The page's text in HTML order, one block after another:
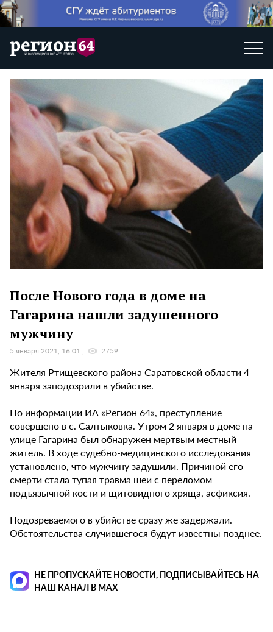
После Нового года в доме на
Гагарина нашли задушенного
мужчину
5 января 2021, 16:01 2759
Жителя Ртищевского района Саратовской области 4
января заподозрили в убийстве.
По информации ИА «Регион 64», преступление
совершено в с. Салтыковка. Утром 2 января в доме на
улице Гагарина был обнаружен мертвым местный
житель. В ходе судебно-медицинского исследования
установлено, что мужчину задушили. Причиной его
смерти стала тупая травма шеи с переломом
подъязычной кости и щитовидного хряща, асфиксия.
Подозреваемого в убийстве сразу же задержали.
Обстоятельства случившегося будут известны позднее.
НЕ ПРОПУСКАЙТЕ НОВОСТИ, ПОДПИСЫВАЙТЕСЬ НА
НАШ КАНАЛ В MAX